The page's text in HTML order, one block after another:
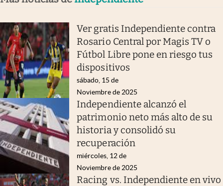
Ver gratis Independiente contra
Rosario Central por Magis TV o
Fútbol Libre pone en riesgo tus
dispositivos
sábado, 15 de
Noviembre de 2025
Independiente alcanzó el
patrimonio neto más alto de su
historia y consolidó su
recuperación
miércoles, 12 de
Noviembre de 2025
Racing vs. Independiente en vivo